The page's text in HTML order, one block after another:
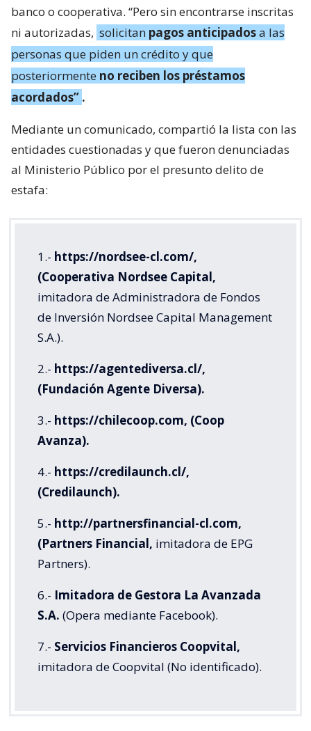
banco o cooperativa. “Pero sin encontrarse inscritas
ni autorizadas, solicitan pagos anticipadosa las
personas que piden un crédito y que
posteriormente no reciben los préstamos
acordados” .
Mediante un comunicado, compartió la lista con las
entidades cuestionadas y que fueron denunciadas
al Ministerio Público por el presunto delito de
estafa:
1.- https://nordsee-cl.com/,
(Cooperativa Nordsee Capital,
imitadora de Administradora de Fondos
de Inversión Nordsee Capital Management
S.A.).
2.- https://agentediversa.cl/,
(Fundación Agente Diversa).
3.- https://chilecoop.com, (Coop
Avanza).
4.- https://credilaunch.cl/,
(Credilaunch).
5.- http://partnersfinancial-cl.com,
(Partners Financial, imitadora de EPG
Partners).
6.- Imitadora de Gestora La Avanzada
S.A. (Opera mediante Facebook).
7.- Servicios Financieros Coopvital,
imitadora de Coopvital (No identificado).